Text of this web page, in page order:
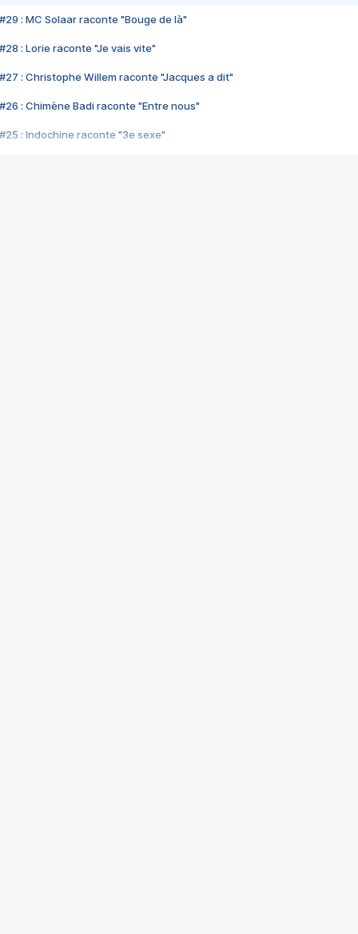
#29 : MC Solaar raconte "Bouge de là"
#28 : Lorie raconte "Je vais vite"
#27 : Christophe Willem raconte "Jacques a dit"
#26 : Chimène Badi raconte "Entre nous"
#25 : Indochine raconte "3e sexe"